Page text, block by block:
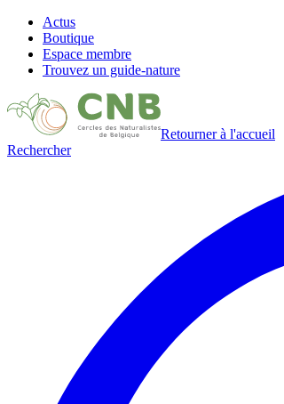
Actus
Boutique
Espace membre
Trouvez un guide-nature
Retourner à l'accueil
Rechercher